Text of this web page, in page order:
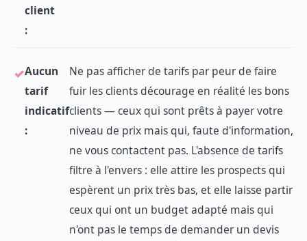
client
:
Aucun
tarif
indicatif
:
Ne pas afficher de tarifs par peur de faire
fuir les clients décourage en réalité les bons
clients — ceux qui sont prêts à payer votre
niveau de prix mais qui, faute d'information,
ne vous contactent pas. L'absence de tarifs
filtre à l'envers : elle attire les prospects qui
espèrent un prix très bas, et elle laisse partir
ceux qui ont un budget adapté mais qui
n'ont pas le temps de demander un devis